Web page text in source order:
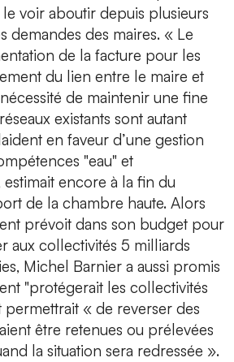
voir aboutir depuis plusieurs
demandes des maires. « Le
de la facture pour les
du lien entre le maire et
de maintenir une fine
existants sont autant
en faveur d’une gestion
"eau" et
estimait encore à la fin du
de la chambre haute. Alors
prévoit dans son budget pour
aux collectivités 5 milliards
Michel Barnier a aussi promis
"protégerait les collectivités
permettrait « de reverser des
être retenues ou prélevées
la situation sera redressée ».